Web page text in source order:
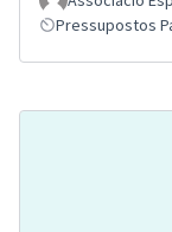
Pressupostos